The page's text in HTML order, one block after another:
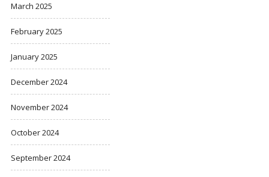
March 2025
February 2025
January 2025
December 2024
November 2024
October 2024
September 2024